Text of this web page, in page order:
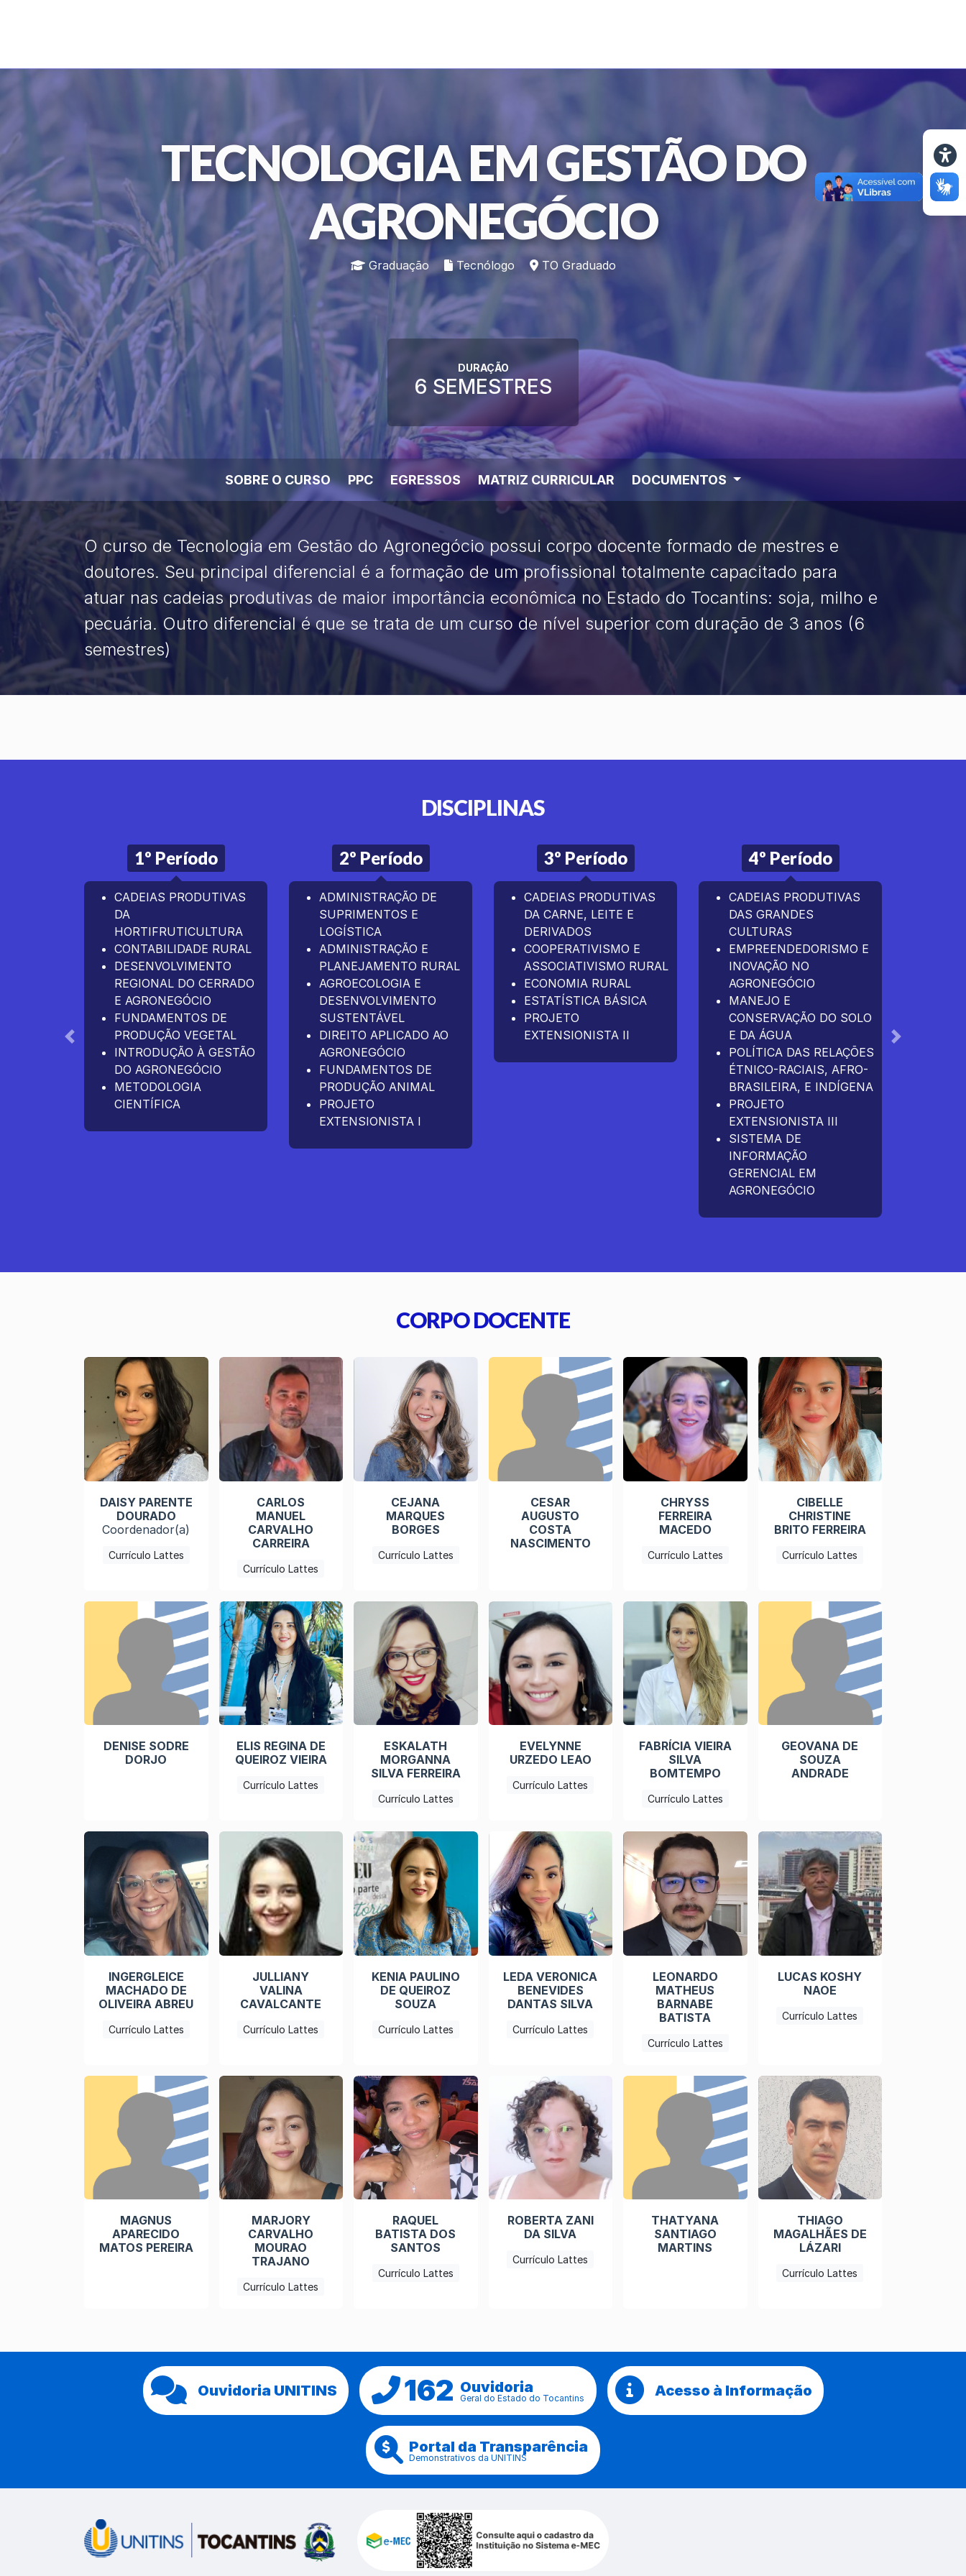
TECNOLOGIA EM GESTÃO DO
AGRONEGÓCIO
Graduação Tecnólogo TO Graduado
DURAÇÃO
6 SEMESTRES
SOBRE O CURSO PPC EGRESSOS MATRIZ CURRICULAR DOCUMENTOS
O curso de Tecnologia em Gestão do Agronegócio possui corpo docente formado de mestres e
doutores. Seu principal diferencial é a formação de um profissional totalmente capacitado para
atuar nas cadeias produtivas de maior importância econômica no Estado do Tocantins: soja, milho e
pecuária. Outro diferencial é que se trata de um curso de nível superior com duração de 3 anos (6
semestres)
DISCIPLINAS
Anterior Próximo
1º Período
CADEIAS PRODUTIVAS
DA
HORTIFRUTICULTURA
CONTABILIDADE RURAL
DESENVOLVIMENTO
REGIONAL DO CERRADO
E AGRONEGÓCIO
FUNDAMENTOS DE
PRODUÇÃO VEGETAL
INTRODUÇÃO À GESTÃO
DO AGRONEGÓCIO
METODOLOGIA
CIENTÍFICA
2º Período
ADMINISTRAÇÃO DE
SUPRIMENTOS E
LOGÍSTICA
ADMINISTRAÇÃO E
PLANEJAMENTO RURAL
AGROECOLOGIA E
DESENVOLVIMENTO
SUSTENTÁVEL
DIREITO APLICADO AO
AGRONEGÓCIO
FUNDAMENTOS DE
PRODUÇÃO ANIMAL
PROJETO
EXTENSIONISTA I
3º Período
CADEIAS PRODUTIVAS
DA CARNE, LEITE E
DERIVADOS
COOPERATIVISMO E
ASSOCIATIVISMO RURAL
ECONOMIA RURAL
ESTATÍSTICA BÁSICA
PROJETO
EXTENSIONISTA II
4º Período
CADEIAS PRODUTIVAS
DAS GRANDES
CULTURAS
EMPREENDEDORISMO E
INOVAÇÃO NO
AGRONEGÓCIO
MANEJO E
CONSERVAÇÃO DO SOLO
E DA ÁGUA
POLÍTICA DAS RELAÇÕES
ÉTNICO-RACIAIS, AFRO-
BRASILEIRA, E INDÍGENA
PROJETO
EXTENSIONISTA III
SISTEMA DE
INFORMAÇÃO
GERENCIAL EM
AGRONEGÓCIO
CORPO DOCENTE
DAISY PARENTE
DOURADO
Coordenador(a)
Currículo Lattes
CARLOS
MANUEL
CARVALHO
CARREIRA
Currículo Lattes
CEJANA
MARQUES
BORGES
Currículo Lattes
CESAR
AUGUSTO
COSTA
NASCIMENTO
CHRYSS
FERREIRA
MACEDO
Currículo Lattes
CIBELLE
CHRISTINE
BRITO FERREIRA
Currículo Lattes
DENISE SODRE
DORJO
ELIS REGINA DE
QUEIROZ VIEIRA
Currículo Lattes
ESKALATH
MORGANNA
SILVA FERREIRA
Currículo Lattes
EVELYNNE
URZEDO LEAO
Currículo Lattes
FABRÍCIA VIEIRA
SILVA
BOMTEMPO
Currículo Lattes
GEOVANA DE
SOUZA
ANDRADE
INGERGLEICE
MACHADO DE
OLIVEIRA ABREU
Currículo Lattes
JULLIANY
VALINA
CAVALCANTE
Currículo Lattes
KENIA PAULINO
DE QUEIROZ
SOUZA
Currículo Lattes
LEDA VERONICA
BENEVIDES
DANTAS SILVA
Currículo Lattes
LEONARDO
MATHEUS
BARNABE
BATISTA
Currículo Lattes
LUCAS KOSHY
NAOE
Currículo Lattes
MAGNUS
APARECIDO
MATOS PEREIRA
MARJORY
CARVALHO
MOURAO
TRAJANO
Currículo Lattes
RAQUEL
BATISTA DOS
SANTOS
Currículo Lattes
ROBERTA ZANI
DA SILVA
Currículo Lattes
THATYANA
SANTIAGO
MARTINS
THIAGO
MAGALHÃES DE
LÁZARI
Currículo Lattes
Ouvidoria UNITINS 162 Ouvidoria
Geral do Estado do Tocantins Acesso à Informação
Portal da Transparência
Demonstrativos da UNITINS